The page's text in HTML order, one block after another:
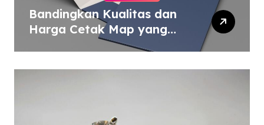
Bandingkan Kualitas dan
Harga Cetak Map yang
Murah atau Mahal